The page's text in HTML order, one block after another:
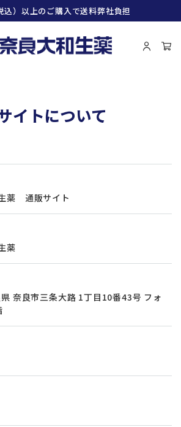
込）以上のご購入で送料弊社負担
イトについて
薬 通販サイト
薬
奈良市三条大路 1丁目10番43号 フォ